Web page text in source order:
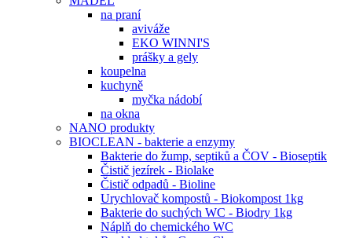
na praní
aviváže
EKO WINNI'S
prášky a gely
koupelna
kuchyně
myčka nádobí
na okna
NANO produkty
BIOCLEAN - bakterie a enzymy
Bakterie do žump, septiků a ČOV - Bioseptik
Čistič jezírek - Biolake
Čistič odpadů - Bioline
Urychlovač kompostů - Biokompost 1kg
Bakterie do suchých WC - Biodry 1kg
Náplň do chemického WC